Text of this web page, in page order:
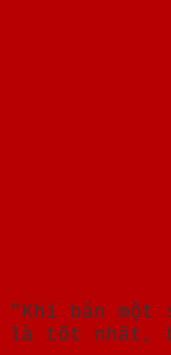
"Khi bán
là tốt nhất,